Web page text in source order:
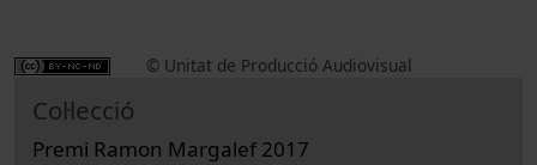
© Unitat de Producció Audiovisual
Col·lecció
Premi Ramon Margalef 2017